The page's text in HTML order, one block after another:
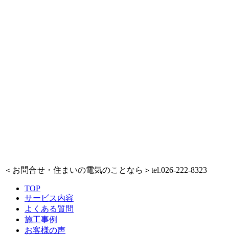
＜お問合せ・住まいの電気のことなら＞ tel.026-222-8323
TOP
サービス内容
よくある質問
施工事例
お客様の声